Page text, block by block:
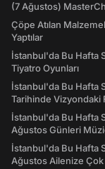
(7 Ağustos)
Çöpe Atılan
Yaptılar
İstanbul'da Bu Hafta
Tiyatro Oyunları
İstanbul'da Bu Hafta
Tarihinde Vizyondaki
İstanbul'da Bu Hafta
Ağustos Günleri
İstanbul'da Bu Hafta
Ağustos Ailenize